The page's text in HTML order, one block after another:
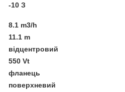
-10 З
8.1 m3/h
11.1 m
відцентровий
550 Vt
фланець
поверхневий